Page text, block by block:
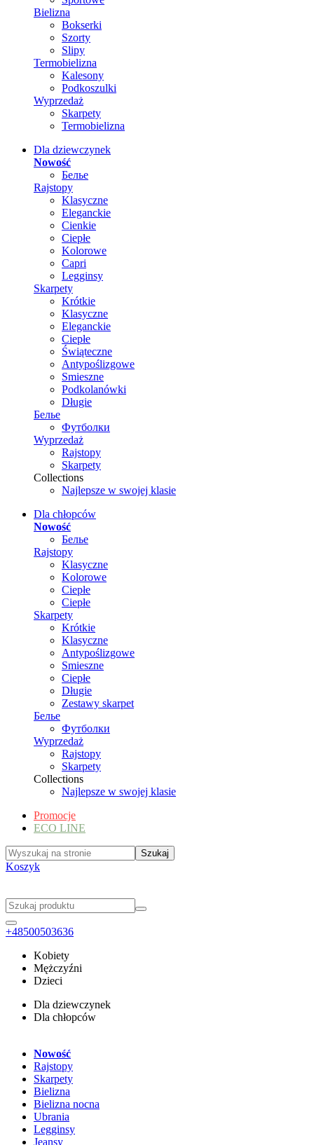
Bielizna
Bokserki
Szorty
Slipy
Termobielizna
Kalesony
Podkoszulki
Wyprzedaż
Skarpety
Termobielizna
Dla dziewczynek
Nowość
Белье
Rajstopy
Klasyczne
Eleganckie
Cienkie
Ciepłe
Kolorowe
Capri
Legginsy
Skarpety
Krótkie
Klasyczne
Eleganckie
Ciepłe
Świąteczne
Antypoślizgowe
Smieszne
Podkolanówki
Długie
Белье
Футболки
Wyprzedaż
Rajstopy
Skarpety
Collections
Najlepsze w swojej klasie
Dla chłopców
Nowość
Белье
Rajstopy
Klasyczne
Kolorowe
Ciepłe
Ciepłe
Skarpety
Krótkie
Klasyczne
Antypoślizgowe
Smieszne
Ciepłe
Długie
Zestawy skarpet
Белье
Футболки
Wyprzedaż
Rajstopy
Skarpety
Collections
Najlepsze w swojej klasie
Promocje
ECO LINE
Koszyk
+48500503636
Kobiety
Mężczyźni
Dzieci
Dla dziewczynek
Dla chłopców
Nowość
Rajstopy
Skarpety
Bielizna
Bielizna nocna
Ubrania
Legginsy
Jeansy